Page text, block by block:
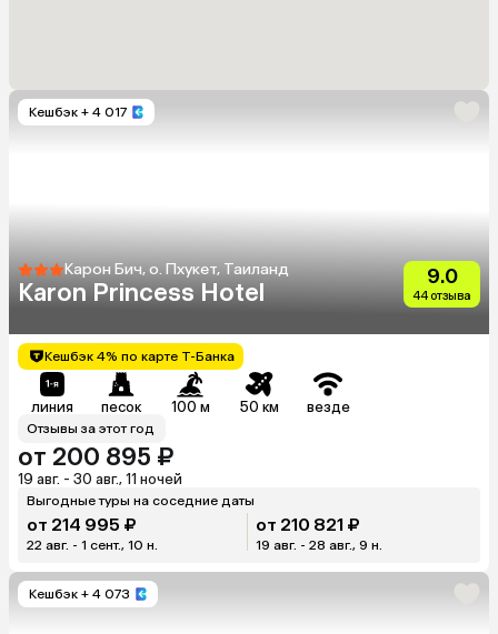
Кешбэк + 4 017
Карон Бич, о. Пхукет, Таиланд
Karon Princess Hotel
9.0
44 отзыва
Кешбэк 4% по карте Т-Банка
линия песок 100 м 50 км везде
Отзывы за этот год
от 200 895 ₽
19 авг. - 30 авг., 11 ночей
Выгодные туры на соседние даты
от 214 995 ₽
22 авг. - 1 сент., 10 н.
от 210 821 ₽
19 авг. - 28 авг., 9 н.
Кешбэк + 4 073